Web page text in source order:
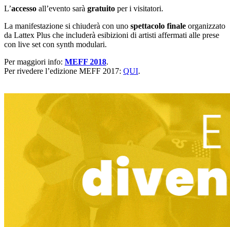
L’accesso all’evento sarà gratuito per i visitatori.
La manifestazione si chiuderà con uno spettacolo finale organizzato
da Lattex Plus che includerà esibizioni di artisti affermati alle prese
con live set con synth modulari.
Per maggiori info: MEFF 2018.
Per rivedere l’edizione MEFF 2017: QUI.